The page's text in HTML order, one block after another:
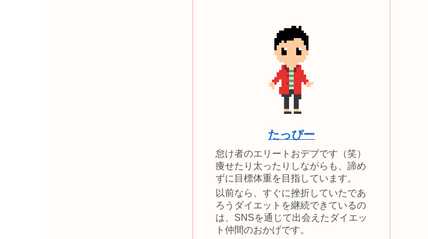
たっぴー
怠け者のエリートおデブです（笑）
痩せたり太ったりしながらも、諦め
ずに目標体重を目指しています。
以前なら、すぐに挫折していたであ
ろうダイエットを継続できているの
は、SNSを通じて出会えたダイエッ
ト仲間のおかげです。